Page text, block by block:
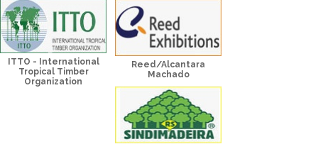
ITTO - International
Tropical Timber
Organization
Reed/Alcantara
Machado